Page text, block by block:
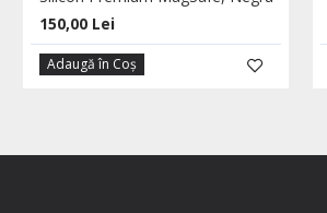
150,00 Lei
Adaugă în Coş